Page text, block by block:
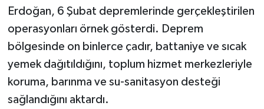
Erdoğan, 6 Şubat depremlerinde gerçekleştirilen
operasyonları örnek gösterdi. Deprem
bölgesinde on binlerce çadır, battaniye ve sıcak
yemek dağıtıldığını, toplum hizmet merkezleriyle
koruma, barınma ve su-sanitasyon desteği
sağlandığını aktardı.